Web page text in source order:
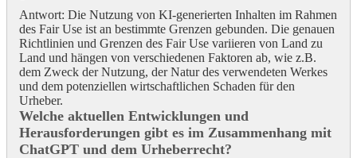
Antwort: Die Nutzung von KI-generierten Inhalten im Rahmen
des Fair Use ist an bestimmte Grenzen gebunden. Die genauen
Richtlinien und Grenzen des Fair Use variieren von Land zu
Land und hängen von verschiedenen Faktoren ab, wie z.B.
dem Zweck der Nutzung, der Natur des verwendeten Werkes
und dem potenziellen wirtschaftlichen Schaden für den
Urheber.
Welche aktuellen Entwicklungen und
Herausforderungen gibt es im Zusammenhang mit
ChatGPT und dem Urheberrecht?